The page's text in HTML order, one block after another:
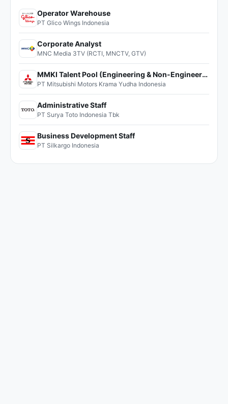
Operator Warehouse
PT Glico Wings Indonesia
Corporate Analyst
MNC Media 3TV (RCTI, MNCTV, GTV)
MMKI Talent Pool (Engineering & Non-Engineering)
PT Mitsubishi Motors Krama Yudha Indonesia
Administrative Staff
PT Surya Toto Indonesia Tbk
Business Development Staff
PT Silkargo Indonesia